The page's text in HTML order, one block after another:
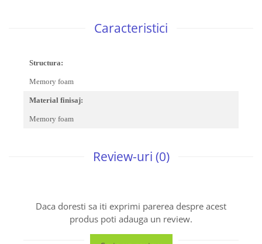
Caracteristici
Structura:
Memory foam
Material finisaj:
Memory foam
Review-uri (0)
Daca doresti sa iti exprimi parerea despre acest
produs poti adauga un review.